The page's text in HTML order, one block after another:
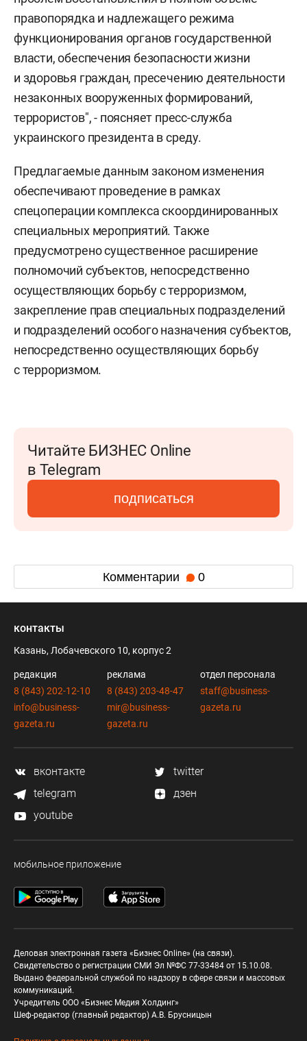
правопорядка и надлежащего режима
функционирования органов государственной
власти, обеспечения безопасности жизни
и здоровья граждан, пресечению деятельности
незаконных вооруженных формирований,
террористов", - поясняет пресс-служба
украинского президента в среду.
Предлагаемые данным законом изменения
обеспечивают проведение в рамках
спецоперации комплекса скоординированных
специальных мероприятий. Также
предусмотрено существенное расширение
полномочий субъектов, непосредственно
осуществляющих борьбу с терроризмом,
закрепление прав специальных подразделений
и подразделений особого назначения субъектов,
непосредственно осуществляющих борьбу
с терроризмом.
Читайте БИЗНЕС Online
в Telegram
подписаться
Комментарии 0
контакты
Казань, Лобачевского 10, корпус 2
редакция
8 (843) 202-12-10
info@business-
gazeta.ru
реклама
8 (843) 203-48-47
mir@business-
gazeta.ru
отдел персонала
staff@business-
gazeta.ru
вконтакте
twitter
telegram
дзен
youtube
мобильное приложение
Деловая электронная газета «Бизнес Online» (на связи).
Свидетельство о регистрации СМИ Эл №ФС 77-33484 от 15.10.08.
Выдано федеральной службой по надзору в сфере связи и массовых
коммуникаций.
Учредитель ООО «Бизнес Медия Холдинг»
Шеф-редактор (главный редактор) А.В. Брусницын